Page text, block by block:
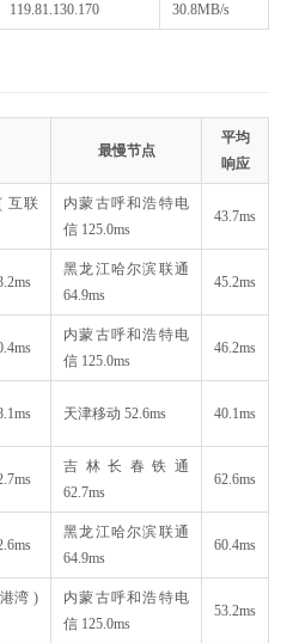
119.81.130.170 30.8MB/s
最慢节点
平均
响应
互联
内蒙古呼和浩特电
信 125.0ms
43.7ms
黑龙江哈尔滨联通
64.9ms
45.2ms
内蒙古呼和浩特电
信 125.0ms
46.2ms
天津移动 52.6ms 40.1ms
吉林长春铁通
62.7ms
62.6ms
黑龙江哈尔滨联通
64.9ms
60.4ms
湾 )
内蒙古呼和浩特电
信 125.0ms
53.2ms